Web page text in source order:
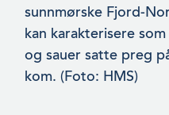
sunnmørske Fjord-
kan karakterisere
og sauer satte preg
kom. (Foto: HMS)